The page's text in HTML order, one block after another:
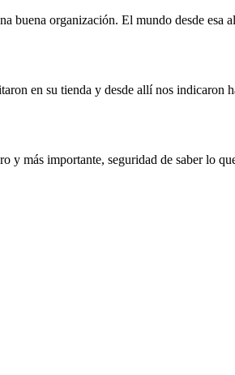
buena organización. El mundo desde esa
en su tienda y desde allí nos indicaron
y más importante, seguridad de saber lo